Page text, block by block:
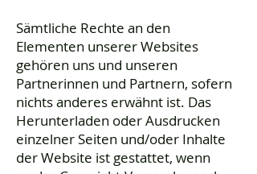
Sämtliche Rechte an den
Elementen unserer Websites
gehören uns und unseren
Partnerinnen und Partnern, sofern
nichts anderes erwähnt ist. Das
Herunterladen oder Ausdrucken
einzelner Seiten und/oder Inhalte
der Website ist gestattet, wenn